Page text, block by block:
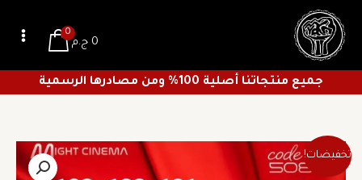
المحتوى
0 ج.م
0
جميع منتجاتنا أصلية 100% ومن مصادرها الرسمية
تخفيضات! السعر
الأصلي
الحالي
كمية
بودرة